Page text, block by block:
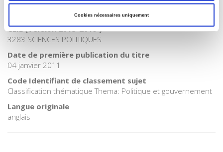
Cookies nécessaires uniquement
Code publique Onix
06 Professionnel et académique
CLIL (Version 2013-2019 )
3283 SCIENCES POLITIQUES
Date de première publication du titre
04 janvier 2011
Code Identifiant de classement sujet
Classification thématique Thema: Politique et gouvernement
Langue originale
anglais